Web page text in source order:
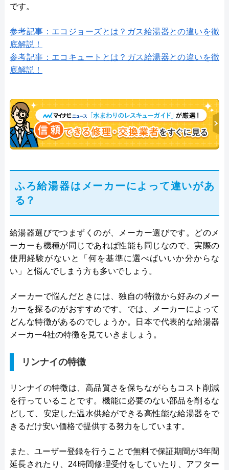
です。
参考記事：エコジョーズとは？ガス給湯器との違いを徹
底解説！
参考記事：エコキュートとは？ガス給湯器との違いを徹
底解説！
ふろ給湯器はメーカーによって違いがあ
る？
給湯器選びでつまずくのが、メーカー選びです。どのメ
ーカーも機種が同じであれば性能も同じなので、実際の
使用経験がないと「何を基準に選べばいいか分からな
い」と悩んでしまう方も多いでしょう。
メーカーで悩んだときには、独自の特徴から好みのメー
カーを探るのがおすすめです。では、メーカーによって
どんな特徴があるのでしょうか。日本で代表的な給湯器
メーカー4社の特徴を見ていきましょう。
リンナイの特徴
リンナイの特徴は、高品質さを保ちながらもコスト削減
を行っていることです。機能に必要のない部品を削るな
どして、安定した温水供給ができる高性能な給湯器をで
きるだけ安い価格で提供する努力をしています。
また、ユーザー登録を行うことで無料で保証期間が3年間
延長されたり、24時間修理受付をしていたり、アフター